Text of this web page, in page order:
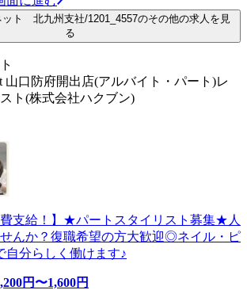
ト 北九州支社/1201_4557のその他の求人を見
る
山口防府開出店(アルバイト・パート)レ
ト(株式会社ハクブン)
費支給！】★パートスタイリスト募集★人
んか？復職希望の方大歓迎◎ネイル・ピ
自分らしく働けます♪
円〜1,600円